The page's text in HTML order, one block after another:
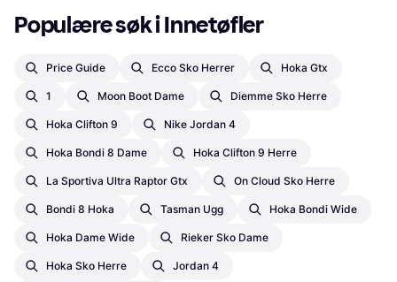
Populære søk i Innetøfler
Price Guide Ecco Sko Herrer Hoka Gtx
1 Moon Boot Dame Diemme Sko Herre
Hoka Clifton 9 Nike Jordan 4
Hoka Bondi 8 Dame Hoka Clifton 9 Herre
La Sportiva Ultra Raptor Gtx On Cloud Sko Herre
Bondi 8 Hoka Tasman Ugg Hoka Bondi Wide
Hoka Dame Wide Rieker Sko Dame
Hoka Sko Herre Jordan 4